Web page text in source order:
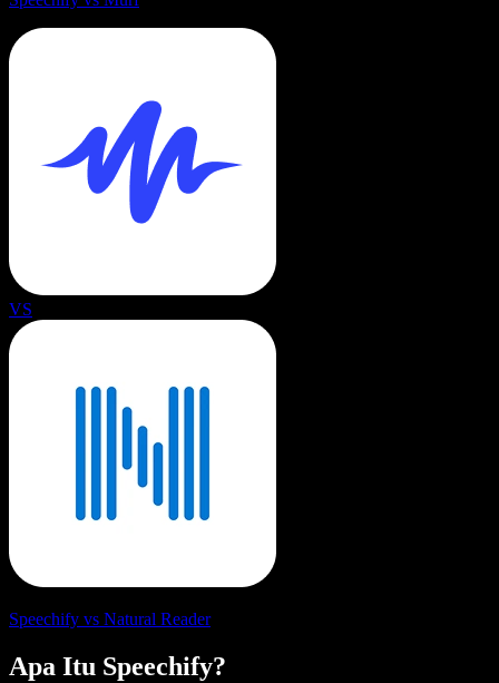
VS
Speechify vs Natural Reader
Apa Itu Speechify?